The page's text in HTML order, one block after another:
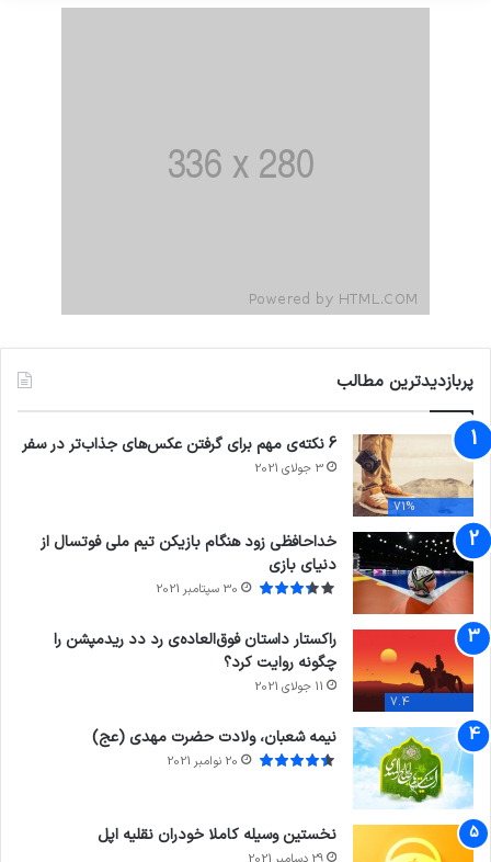
پربازدیدترین مطالب
71%
6 نکته‌ی مهم برای گرفتن عکس‌های جذاب‌تر در سفر
3 جولای 2021
خداحافظی زود هنگام بازیکن تیم ملی فوتسال از
دنیای بازی
30 سپتامبر 2021
7.4
راکستار داستان فوق‌العاده‌ی رد دد ریدمپشن را
چگونه روایت کرد؟
11 جولای 2021
نیمه شعبان، ولادت حضرت مهدی (عج)
20 نوامبر 2021
نخستین وسیله کاملا خودران نقلیه اپل